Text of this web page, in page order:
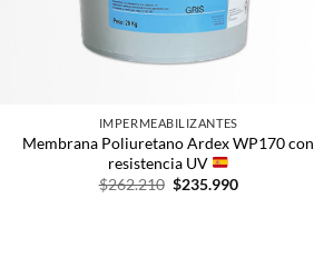
IMPERMEABILIZANTES
Membrana Poliuretano Ardex WP170 con
resistencia UV
$262.210 $235.990